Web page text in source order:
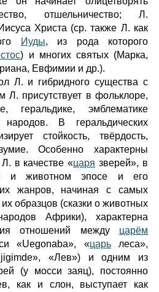
отшельничество; Л.
Христа (ср. также Л. как
Иуды, из рода которого
) и многих святых (Марка,
Евфимии и др.).
Л. и гибридного существа с
Л. присутствует в фольклоре,
геральдике, эмблематике
народов. В геральдических
стойкость, твёрдость,
Особенно характерны
в качестве «царя зверей», в
и животном эпосе и его
жанров, начиная с самых
образцов (сказки о животных
Африки), характерна
отношений между царём
«Uegonaba», «царьлеса»,
«Лев») и одним из
(у мосси заяц), постоянно
как и слон, выступает как